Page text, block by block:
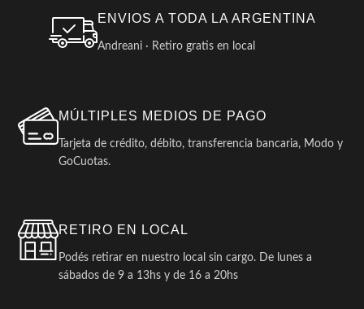
ENVIOS A TODA LA ARGENTINA
Andreani · Retiro gratis en local
MÚLTIPLES MEDIOS DE PAGO
Tarjeta de crédito, débito, transferencia bancaria, Modo y
GoCuotas.
RETIRO EN LOCAL
Podés retirar en nuestro local sin cargo. De lunes a
sábados de 9 a 13hs y de 16 a 20hs